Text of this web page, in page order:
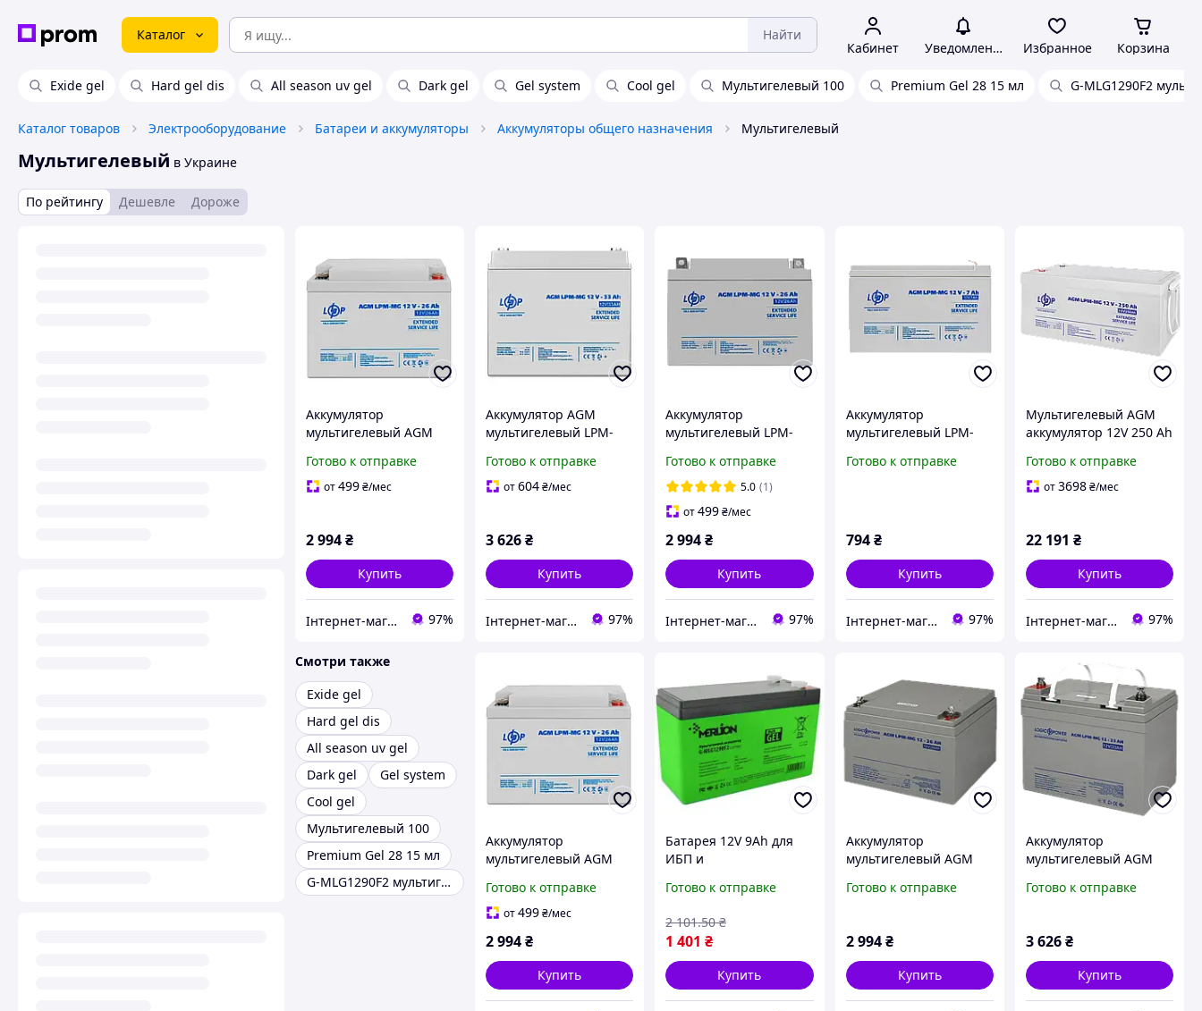
Каталог Найти
Кабинет Уведомления Избранное Корзина
Exide gel Hard gel dis All season uv gel Dark gel Gel system Cool gel Мультигелевый 100 Premium Gel 28 15 мл G-MLG1290F2
Каталог товаров Электрооборудование Батареи и аккумуляторы Аккумуляторы общего назначения Мультигелевый
Мультигелевый в Украине
По рейтингу Дешевле Дороже
Аккумулятор
мультигелевый AGM
болт М5
Готово к отправке
от499₴/мес
2 994₴
Купить
Інтернет-магазин "Цифродім" 97%
Аккумулятор AGM
мультигелевый LPM-
ресурс циклов 800
пластиковый корпус
Готово к отправке
от604₴/мес
3 626₴
Купить
Інтернет-магазин "Цифродім" 97%
Аккумулятор
мультигелевый LPM-
герметичный, для
бесперебойного
питания
Готово к отправке
5.0 (1)
от499₴/мес
2 994₴
Купить
Інтернет-магазин "Цифродім" 97%
Аккумулятор
мультигелевый LPM-
Готово к отправке
794 ₴
Купить
Інтернет-магазин "Цифродім" 97%
Мультигелевый AGM
аккумулятор 12V 250 Ah
видеонаблюдения, UPS
и альтернативных
Готово к отправке
от3698₴/мес
22 191 ₴
Купить
Інтернет-магазин "Цифродім" 97%
Смотри также
Exide gel
Hard gel dis
All season uv gel
Dark gel
Gel system
Cool gel
Мультигелевый 100
Premium Gel 28 15 мл
G-MLG1290F2 мультигель
Аккумулятор
мультигелевый AGM
болт М5
Готово к отправке
от499₴/мес
2 994₴
Купить
Батарея 12V 9Ah для
ИБП и
герметичная
надежный источник
энергии SPICY
Готово к отправке
1 401 ₴
2 101.50 ₴
Купить
Аккумулятор
мультигелевый AGM
26 AH
Готово к отправке
2 994 ₴
Купить
Аккумулятор
мультигелевый AGM
33 AH
Готово к отправке
3 626₴
Купить